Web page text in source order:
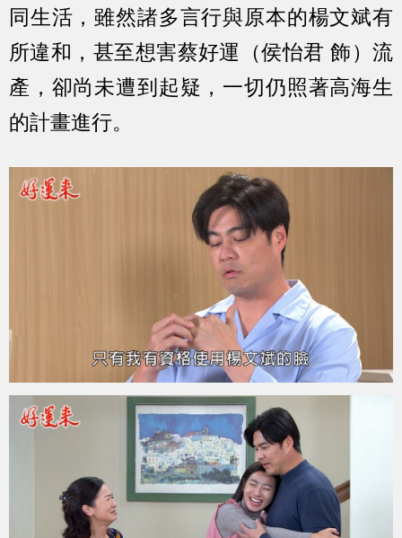
同生活，雖然諸多言行與原本的楊文斌有
所違和，甚至想害蔡好運（侯怡君 飾）流
產，卻尚未遭到起疑，一切仍照著高海生
的計畫進行。